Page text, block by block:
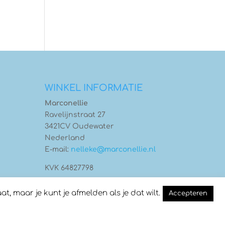
WINKEL INFORMATIE
Marconellie
Ravelijnstraat 27
3421CV Oudewater
Nederland
E-mail: nelleke@marconellie.nl
KVK 64827798
maar je kunt je afmelden als je dat wilt. Accepteren